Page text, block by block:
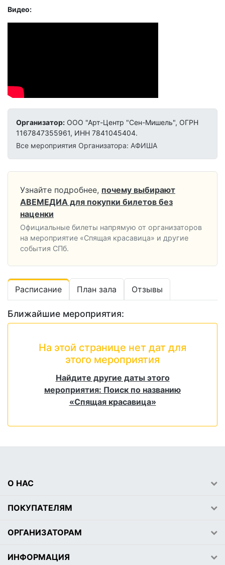
Видео:
Организатор: ООО "Арт-Центр "Сен-Мишель", ОГРН
1167847355961, ИНН 7841045404.
Все мероприятия Организатора: АФИША
Узнайте подробнее, почему выбирают
АВЕМЕДИА для покупки билетов без
наценки
Официальные билеты напрямую от организаторов
на мероприятие «Спящая красавица» и другие
события СПб.
Расписание План зала Отзывы
Ближайшие мероприятия:
На этой странице нет дат для
этого мероприятия
Найдите другие даты этого
мероприятия: Поиск по названию
«Спящая красавица»
О НАС
ПОКУПАТЕЛЯМ
ОРГАНИЗАТОРАМ
ИНФОРМАЦИЯ